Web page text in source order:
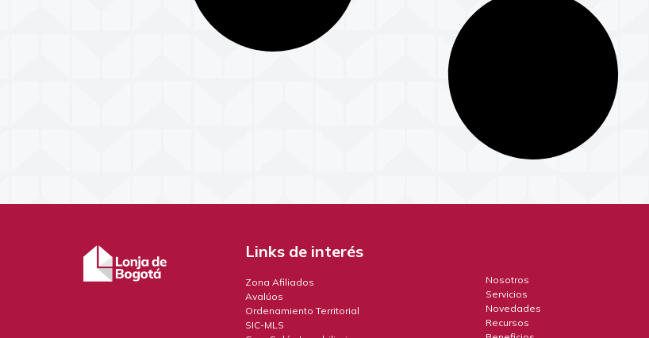
Links de interés
Zona Afiliados
Avalúos
Ordenamiento Territorial
SIC-MLS
Nosotros
Servicios
Novedades
Recursos